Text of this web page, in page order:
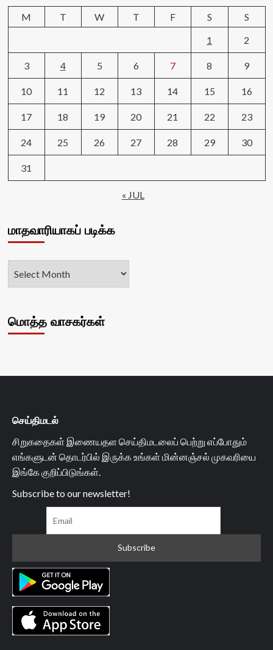
M
T W T F S
S
1
2
3 4 5 6 7 8 9
10 11 12 13 14 15 16
17 18 19 20 21 22 23
24 25 26 27 28 29 30
31
« JUL
மாதவாரியாகப் படிக்க
மொத்த வாசகர்கள்
செய்திமடல்
சிறுகதைகள் இணையதள செய்திமடலைப் பெற்று எப்போதும்
எங்களுடன் தொடர்பில் இருக்க உங்கள் மின்னஞ்சல் முகவரியை
இங்கே குறிப்பிடுங்கள்.
Subscribe to our newsletter!